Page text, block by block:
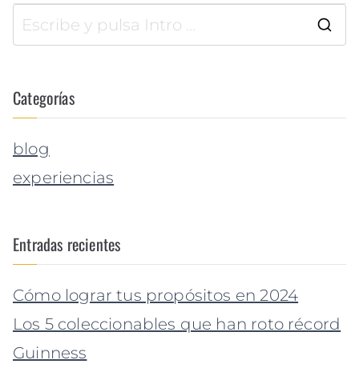
Categorías
blog
experiencias
Entradas recientes
Cómo lograr tus propósitos en 2024
Los 5 coleccionables que han roto récord
Guinness